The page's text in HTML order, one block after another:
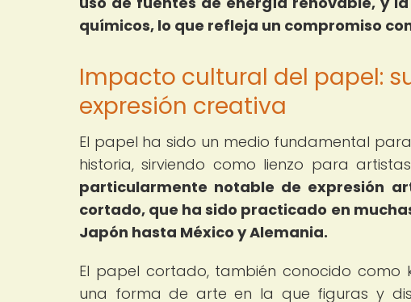
químicos, lo que refleja un compromiso
Impacto cultural del papel:
expresión creativa
El papel ha sido un medio fundamental
historia, sirviendo como lienzo para
particularmente notable de expresión
cortado, que ha sido practicado en
Japón hasta México y Alemania.
El papel cortado, también conocido como
una forma de arte en la que figuras y